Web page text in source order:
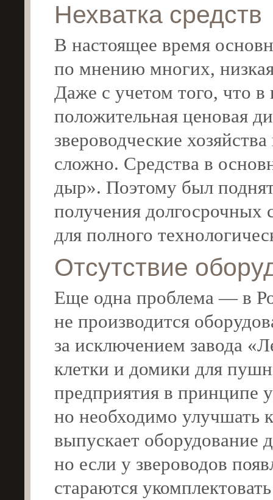
Нехватка средств
В настоящее время
по мнению многих,
Даже с учетом того, что в
положительная ценовая
звероводческие
сложно. Средства в
дыр». Поэтому был
получения долгосрочных
для полного
Отсутствие
Еще одна проблема — в
не производится
за исключением завода
клетки и домики для
предприятия в принципе
но необходимо улучшать
выпускает оборудование
но если у звероводов
стараются